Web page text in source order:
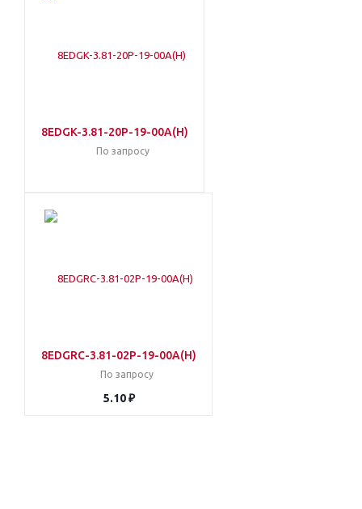
8EDGK-3.81-20P-19-00A(H)
По запросу
8EDGRC-3.81-02P-19-00A(H)
По запросу
5.10 ₽